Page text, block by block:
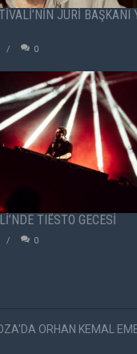
JÜRİ BAŞKANI
0
TIËSTO GECESİ
0
ORHAN KEMAL